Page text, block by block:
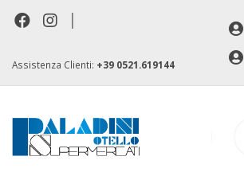
|
Assistenza Clienti: +39 0521.619144